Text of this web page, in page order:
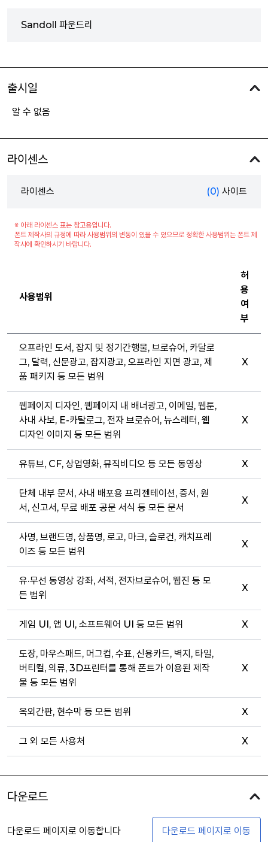
Sandoll 파운드리
출시일
알 수 없음
라이센스
라이센스 (0) 사이트
※ 아래 라이센스 표는 참고용입니다.
폰트 제작사의 규정에 따라 사용범위의 변동이 있을 수 있으므로 정확한 사용범위는 폰트 제
작사에 확인하시기 바랍니다.
사용범위
허
용
여
부
오프라인 도서, 잡지 및 정기간행물, 브로슈어, 카달로
그, 달력, 신문광고, 잡지광고, 오프라인 지면 광고, 제
품 패키지 등 모든 범위
X
웹페이지 디자인, 웹페이지 내 배너광고, 이메일, 웹툰,
사내 사보, E-카탈로그, 전자 브로슈어, 뉴스레터, 웹
디자인 이미지 등 모든 범위
X
유튜브, CF, 상업영화, 뮤직비디오 등 모든 동영상 X
단체 내부 문서, 사내 배포용 프리젠테이션, 증서, 원
서, 신고서, 무료 배포 공문 서식 등 모든 문서
X
사명, 브랜드명, 상품명, 로고, 마크, 슬로건, 캐치프레
이즈 등 모든 범위
X
유·무선 동영상 강좌, 서적, 전자브로슈어, 웹진 등 모
든 범위
X
게임 UI, 앱 UI, 소프트웨어 UI 등 모든 범위 X
도장, 마우스패드, 머그컵, 수표, 신용카드, 벽지, 타일,
버티컬, 의류, 3D프린터를 통해 폰트가 이용된 제작
물 등 모든 범위
X
옥외간판, 현수막 등 모든 범위 X
그 외 모든 사용처 X
다운로드
다운로드 페이지로 이동합니다 다운로드 페이지로 이동